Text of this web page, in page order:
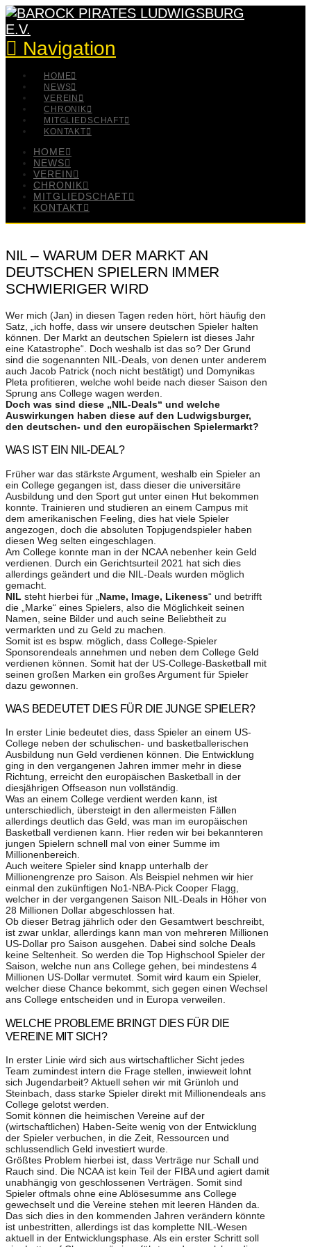
Navigation
HOME
NEWS
VEREIN
CHRONIK
MITGLIEDSCHAFT
KONTAKT
HOME
NEWS
VEREIN
CHRONIK
MITGLIEDSCHAFT
KONTAKT
NIL – WARUM DER MARKT AN
DEUTSCHEN SPIELERN IMMER
SCHWIERIGER WIRD
Wer mich (Jan) in diesen Tagen reden hört, hört häufig den
Satz, „ich hoffe, dass wir unsere deutschen Spieler halten
können. Der Markt an deutschen Spielern ist dieses Jahr
eine Katastrophe“. Doch weshalb ist das so? Der Grund
sind die sogenannten NIL-Deals, von denen unter anderem
auch Jacob Patrick (noch nicht bestätigt) und Domynikas
Pleta profitieren, welche wohl beide nach dieser Saison den
Sprung ans College wagen werden.
Doch was sind diese „NIL-Deals“ und welche
Auswirkungen haben diese auf den Ludwigsburger,
den deutschen- und den europäischen Spielermarkt?
WAS IST EIN NIL-DEAL?
Früher war das stärkste Argument, weshalb ein Spieler an
ein College gegangen ist, dass dieser die universitäre
Ausbildung und den Sport gut unter einen Hut bekommen
konnte. Trainieren und studieren an einem Campus mit
dem amerikanischen Feeling, dies hat viele Spieler
angezogen, doch die absoluten Topjugendspieler haben
diesen Weg selten eingeschlagen.
Am College konnte man in der NCAA nebenher kein Geld
verdienen. Durch ein Gerichtsurteil 2021 hat sich dies
allerdings geändert und die NIL-Deals wurden möglich
gemacht.
NIL steht hierbei für „ Name, Image, Likeness“ und betrifft
die „Marke“ eines Spielers, also die Möglichkeit seinen
Namen, seine Bilder und auch seine Beliebtheit zu
vermarkten und zu Geld zu machen.
Somit ist es bspw. möglich, dass College-Spieler
Sponsorendeals annehmen und neben dem College Geld
verdienen können. Somit hat der US-College-Basketball mit
seinen großen Marken ein großes Argument für Spieler
dazu gewonnen.
WAS BEDEUTET DIES FÜR DIE JUNGE SPIELER?
In erster Linie bedeutet dies, dass Spieler an einem US-
College neben der schulischen- und basketballerischen
Ausbildung nun Geld verdienen können. Die Entwicklung
ging in den vergangenen Jahren immer mehr in diese
Richtung, erreicht den europäischen Basketball in der
diesjährigen Offseason nun vollständig.
Was an einem College verdient werden kann, ist
unterschiedlich, übersteigt in den allermeisten Fällen
allerdings deutlich das Geld, was man im europäischen
Basketball verdienen kann. Hier reden wir bei bekannteren
jungen Spielern schnell mal von einer Summe im
Millionenbereich.
Auch weitere Spieler sind knapp unterhalb der
Millionengrenze pro Saison. Als Beispiel nehmen wir hier
einmal den zukünftigen No1-NBA-Pick Cooper Flagg,
welcher in der vergangenen Saison NIL-Deals in Höher von
28 Millionen Dollar abgeschlossen hat.
Ob dieser Betrag jährlich oder den Gesamtwert beschreibt,
ist zwar unklar, allerdings kann man von mehreren Millionen
US-Dollar pro Saison ausgehen. Dabei sind solche Deals
keine Seltenheit. So werden die Top Highschool Spieler der
Saison, welche nun ans College gehen, bei mindestens 4
Millionen US-Dollar vermutet. Somit wird kaum ein Spieler,
welcher diese Chance bekommt, sich gegen einen Wechsel
ans College entscheiden und in Europa verweilen.
WELCHE PROBLEME BRINGT DIES FÜR DIE
VEREINE MIT SICH?
In erster Linie wird sich aus wirtschaftlicher Sicht jedes
Team zumindest intern die Frage stellen, inwieweit lohnt
sich Jugendarbeit? Aktuell sehen wir mit Grünloh und
Steinbach, dass starke Spieler direkt mit Millionendeals ans
College gelotst werden.
Somit können die heimischen Vereine auf der
(wirtschaftlichen) Haben-Seite wenig von der Entwicklung
der Spieler verbuchen, in die Zeit, Ressourcen und
schlussendlich Geld investiert wurde.
Größtes Problem hierbei ist, dass Verträge nur Schall und
Rauch sind. Die NCAA ist kein Teil der FIBA und agiert damit
unabhängig von geschlossenen Verträgen. Somit sind
Spieler oftmals ohne eine Ablösesumme ans College
gewechselt und die Vereine stehen mit leeren Händen da.
Das sich dies in den kommenden Jahren verändern könnte
ist unbestritten, allerdings ist das komplette NIL-Wesen
aktuell in der Entwicklungsphase. Als ein erster Schritt soll